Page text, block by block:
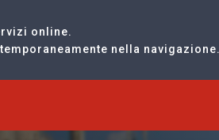
online.
nella navigazione.